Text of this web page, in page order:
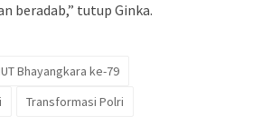
beradab,” tutup Ginka.
Bhayangkara ke-79
Transformasi Polri